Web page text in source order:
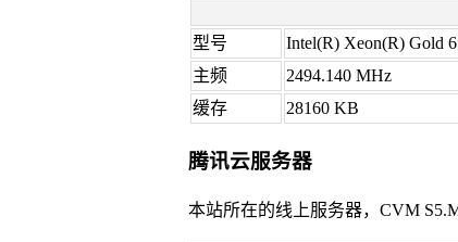
型号
Intel(R) Xeon(R) Gold
主频
2494.140 MHz
缓存
28160 KB
腾讯云服务器
本站所在的线上服务器，CVM